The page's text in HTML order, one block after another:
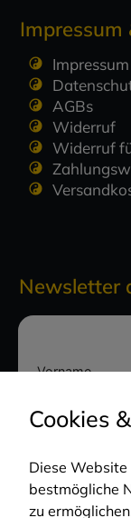
Impressum
Impressum
AGBs
Widerruf
Widerruf
Newsletter
Vorname
Hiermit
Cookies
Diese Website
bestmögliche
zu